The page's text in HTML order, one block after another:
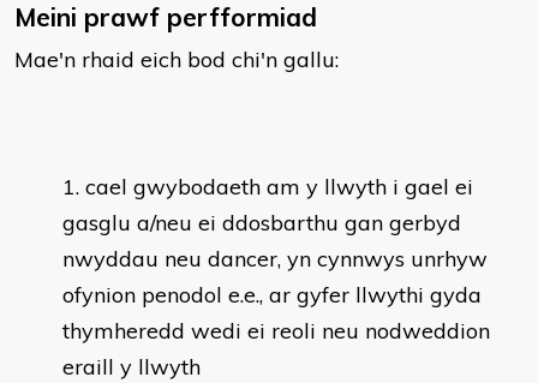
Meini prawf perfformiad
Mae'n rhaid eich bod chi'n gallu:
cael gwybodaeth am y llwyth i gael ei
gasglu a/neu ei ddosbarthu gan gerbyd
nwyddau neu dancer, yn cynnwys unrhyw
ofynion penodol e.e., ar gyfer llwythi gyda
thymheredd wedi ei reoli neu nodweddion
eraill y llwyth